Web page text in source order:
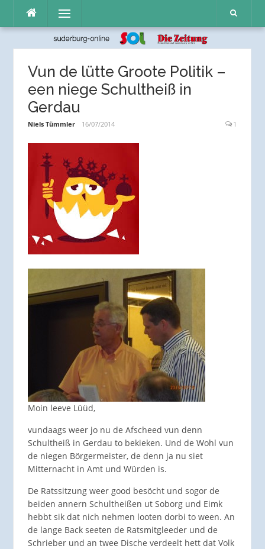
Inhalt
Menü
Vun de lütte Groote Politik –
een niege Schultheiß in
Gerdau
Niels Tümmler 16/07/2014 1
Moin leeve Lüüd,
vundaags weer jo nu de Afscheed vun denn
Schultheiß in Gerdau to bekieken. Und de Wohl vun
de niegen Börgermeister, de denn ja nu siet
Mitternacht in Amt und Würden is.
De Ratssitzung weer good besöcht und sogor de
beiden annern Schultheißen ut Soborg und Eimk
hebbt sik dat nich nehmen looten dorbi to ween. An
de lange Back seeten de Ratsmitgleeder und de
Schrieber und an twee Dische verdeelt hett dat Volk